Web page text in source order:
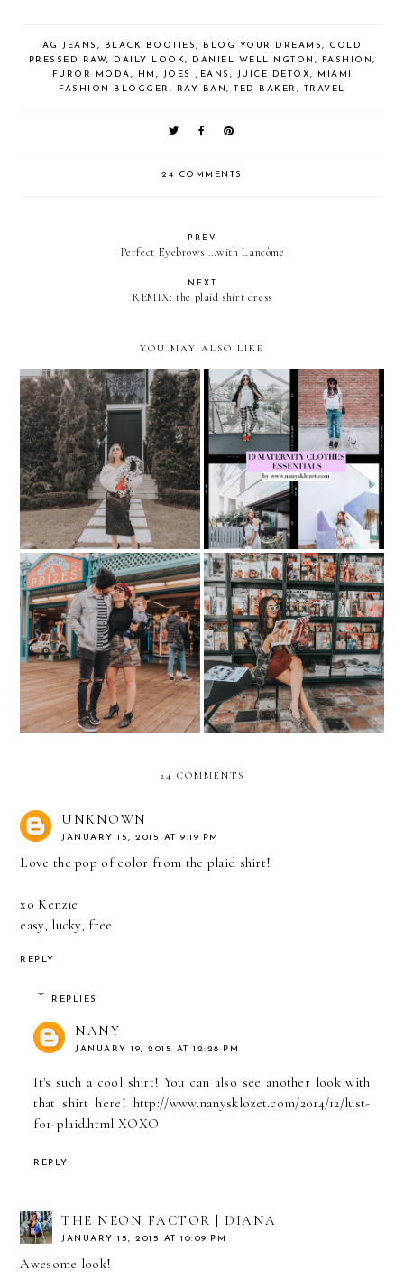
AG JEANS , BLACK BOOTIES, BLOG YOUR DREAMS, COLD
PRESSED RAW, DAILY LOOK, DANIEL WELLINGTON , FASHION,
FUROR MODA, HM , JOES JEANS , JUICE DETOX, MIAMI
FASHION BLOGGER , RAY BAN,TED BAKER , TRAVEL
24 COMMENTS
PREV
Perfect Eyebrows …with Lancôme
NEXT
REMIX: the plaid shirt dress
YOU MAY ALSO LIKE
HALLOWEEN IDEAS with
BABY: Cruella de Vil +
Puppy
10 MATERNITY
CLOTHES ESSENTIALS
Family Outings around
Santa Monica in Rockport
My Secret Spots in Miami-
exploring my city in
ROTHY's.
24 COMMENTS
UNKNOWN
JANUARY 15, 2015 AT 9:19 PM
Love the pop of color from the plaid shirt!
xo Kenzie
easy, lucky, free
REPLY
REPLIES
NANY
JANUARY 19, 2015 AT 12:28 PM
It's such a cool shirt! You can also see another look with
that shirt here! http://www.nanysklozet.com/2014/12/lust-
for-plaid.html XOXO
REPLY
THE NEON FACTOR | DIANA
JANUARY 15, 2015 AT 10:09 PM
Awesome look!